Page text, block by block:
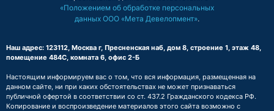
«Положением об обработке персональных
данных ООО «Мета Девелопмент».
Наш адрес: 123112, Москва г, Пресненская наб, дом 8, строение 1, этаж 48,
помещение 484С, комната 6, офис 2-Б
Настоящим информируем вас о том, что вся информация, размещенная на
данном сайте, ни при каких обстоятельствах не может признаваться
публичной офертой в соответствии со ст. 437.2 Гражданского кодекса РФ.
Копирование и воспроизведение материалов этого сайта возможно с